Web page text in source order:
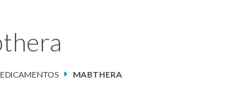
MABTHERA